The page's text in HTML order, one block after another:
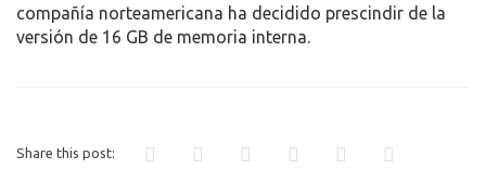
compañía norteamericana ha decidido prescindir de la
versión de 16 GB de memoria interna.
Share this post: